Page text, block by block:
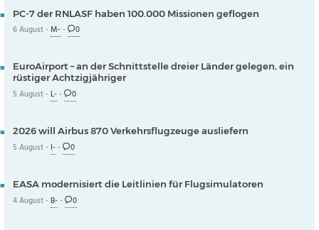
PC-7 der RNLASF haben 100.000 Missionen geflogen
6 August -M-- 0
EuroAirport – an der Schnittstelle dreier Länder gelegen, ein
rüstiger Achtzigjähriger
5 August -L-- 0
2026 will Airbus 870 Verkehrsflugzeuge ausliefern
5 August - I-- 0
EASA modernisiert die Leitlinien für Flugsimulatoren
4 August -B-- 0